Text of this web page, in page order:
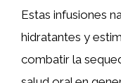
Estas infusiones
hidratantes y
combatir la